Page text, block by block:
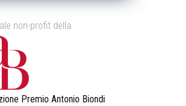
non-profit della
Premio Antonio Biondi